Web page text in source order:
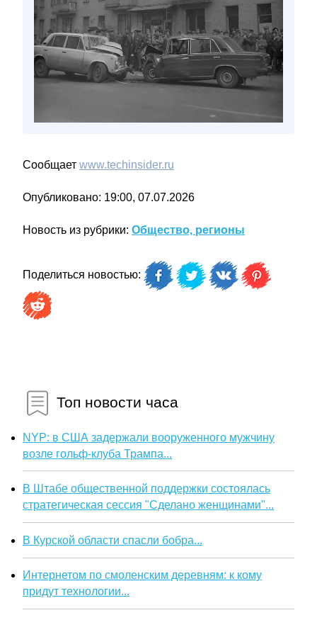
Сообщает www.techinsider.ru
Опубликовано: 19:00, 07.07.2026
Новость из рубрики: Общество, регионы
Поделиться новостью:
Топ новости часа
NYP: в США задержали вооруженного мужчину
возле гольф-клуба Трампа...
В Штабе общественной поддержки состоялась
стратегическая сессия "Сделано женщинами"...
В Курской области спасли бобра...
Интернетом по смоленским деревням: к кому
придут технологии...